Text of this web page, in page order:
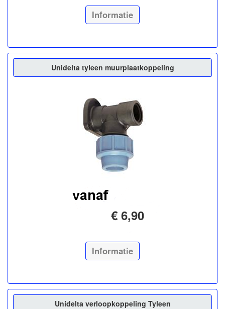
Informatie
Unidelta tyleen muurplaatkoppeling
€ 6,90
Informatie
Unidelta verloopkoppeling Tyleen